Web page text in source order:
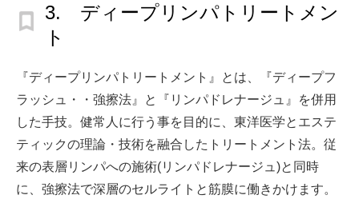
3. ディープリンパトリートメン
ト
『ディープリンパトリートメント』とは、『ディープフ
ラッシュ・・強擦法』と『リンパドレナージュ』を併用
した手技。健常人に行う事を目的に、東洋医学とエステ
ティックの理論・技術を融合したトリートメント法。従
来の表層リンパへの施術(リンパドレナージュ)と同時
に、強擦法で深層のセルライトと筋膜に働きかけます。